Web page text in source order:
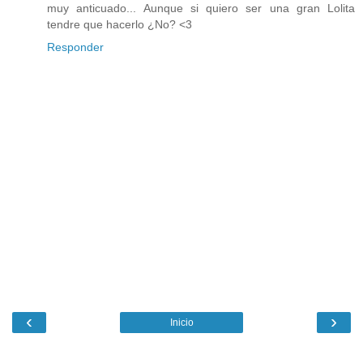
muy anticuado... Aunque si quiero ser una gran Lolita
tendre que hacerlo ¿No? <3
Responder
‹ ›
Inicio